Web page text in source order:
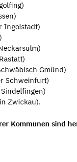
Ingolstadt)
Gmünd)
Schweinfurt)
Zwickau).
Kommunen sind